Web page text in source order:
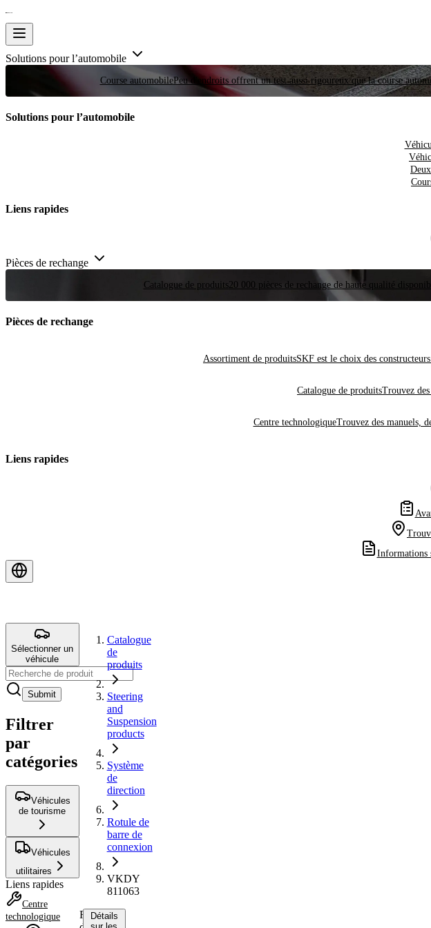
Solutions pour l’automobile
Course automobilePeu d'endroits offrent un test aussi rigoureux que la course
Solutions pour l’automobile
Liens rapides
Pièces de rechange
Catalogue de produits20 000 pièces de rechange de haute qualité
Pièces de rechange
Assortiment de produitsSKF est le choix des
Catalogue de produitsTrouvez
Centre technologiqueTrouvez des manuels,
Liens rapides
Informations
Sélectionner un
véhicule
Submit
Filtrer
par
catégories
Véhicules
de tourisme
Véhicules
utilitaires
Liens rapides
Centre
technologique
Catalogue
de
produits
Steering
and
Suspension
products
Système
de
direction
Rotule de
barre de
connexion
VKDY
811063
Rotule
Détails